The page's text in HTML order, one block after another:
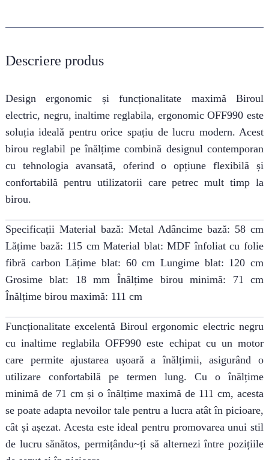
Descriere produs
Design ergonomic și funcționalitate maximă Biroul
electric, negru, inaltime reglabila, ergonomic OFF990 este
soluția ideală pentru orice spațiu de lucru modern. Acest
birou reglabil pe înălțime combină designul contemporan
cu tehnologia avansată, oferind o opțiune flexibilă și
confortabilă pentru utilizatorii care petrec mult timp la
birou.
Specificații Material bază: Metal Adâncime bază: 58 cm
Lățime bază: 115 cm Material blat: MDF înfoliat cu folie
fibră carbon Lățime blat: 60 cm Lungime blat: 120 cm
Grosime blat: 18 mm Înălțime birou minimă: 71 cm
Înălțime birou maximă: 111 cm
Funcționalitate excelentă Biroul ergonomic electric negru
cu inaltime reglabila OFF990 este echipat cu un motor
care permite ajustarea ușoară a înălțimii, asigurând o
utilizare confortabilă pe termen lung. Cu o înălțime
minimă de 71 cm și o înălțime maximă de 111 cm, acesta
se poate adapta nevoilor tale pentru a lucra atât în picioare,
cât și așezat. Acesta este ideal pentru promovarea unui stil
de lucru sănătos, permițându~ți să alternezi între pozițiile